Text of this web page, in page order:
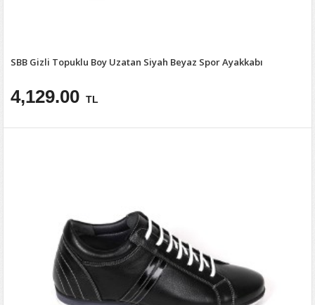
SBB Gizli Topuklu Boy Uzatan Siyah Beyaz Spor Ayakkabı
4,129.00 TL